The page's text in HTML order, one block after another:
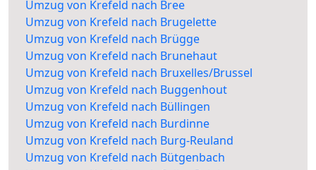
Umzug von Krefeld nach Bree
Umzug von Krefeld nach Brugelette
Umzug von Krefeld nach Brügge
Umzug von Krefeld nach Brunehaut
Umzug von Krefeld nach Bruxelles/Brussel
Umzug von Krefeld nach Buggenhout
Umzug von Krefeld nach Büllingen
Umzug von Krefeld nach Burdinne
Umzug von Krefeld nach Burg-Reuland
Umzug von Krefeld nach Bütgenbach